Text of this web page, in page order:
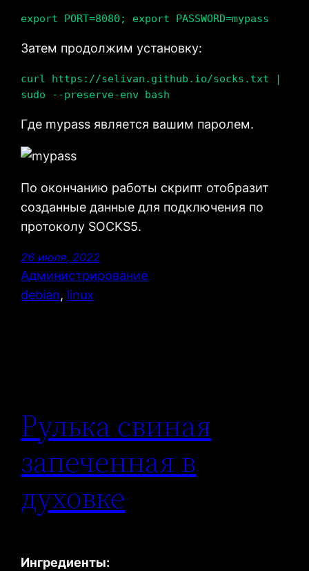
export PORT=8080; export PASSWORD=mypass
Затем продолжим установку:
curl https://selivan.github.io/socks.txt |
sudo --preserve-env bash
Где mypass является вашим паролем.
По окончанию работы скрипт отобразит
созданные данные для подключения по
протоколу SOCKS5.
26 июля, 2022
Администрирование
debian, linux
Рулька свиная
запеченная в
духовке
Ингредиенты: